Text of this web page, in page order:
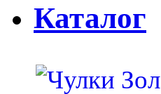
Каталог